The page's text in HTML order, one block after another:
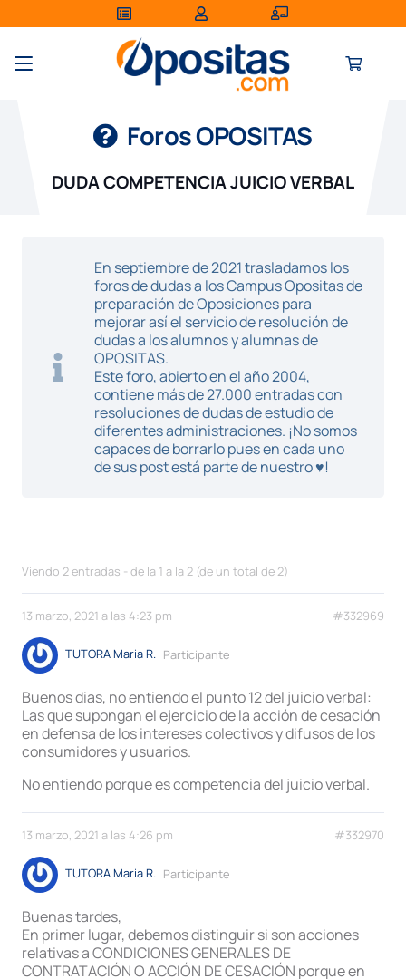
Foros OPOSITAS
DUDA COMPETENCIA JUICIO VERBAL
En septiembre de 2021 trasladamos los
foros de dudas a los Campus Opositas de
preparación de Oposiciones para
mejorar así el servicio de resolución de
dudas a los alumnos y alumnas de
OPOSITAS.
Este foro, abierto en el año 2004,
contiene más de 27.000 entradas con
resoluciones de dudas de estudio de
diferentes administraciones. ¡No somos
capaces de borrarlo pues en cada uno
de sus post está parte de nuestro ♥!
Viendo 2 entradas - de la 1 a la 2 (de un total de 2)
13 marzo, 2021 a las 4:23 pm #332969
TUTORA Maria R. Participante
Buenos dias, no entiendo el punto 12 del juicio verbal:
Las que supongan el ejercicio de la acción de cesación
en defensa de los intereses colectivos y difusos de los
consumidores y usuarios.
No entiendo porque es competencia del juicio verbal.
13 marzo, 2021 a las 4:26 pm #332970
TUTORA Maria R. Participante
Buenas tardes,
En primer lugar, debemos distinguir si son acciones
relativas a CONDICIONES GENERALES DE
CONTRATACIÓN O ACCIÓN DE CESACIÓN porque en